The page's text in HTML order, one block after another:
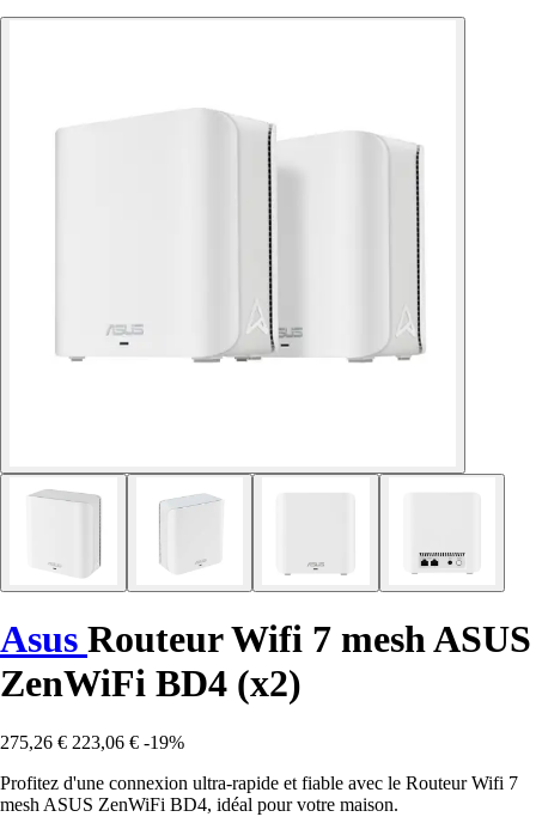
Asus Routeur Wifi 7 mesh ASUS
ZenWiFi BD4 (x2)
275,26 € 223,06 € -19%
Profitez d'une connexion ultra-rapide et fiable avec le Routeur Wifi 7
mesh ASUS ZenWiFi BD4, idéal pour votre maison.